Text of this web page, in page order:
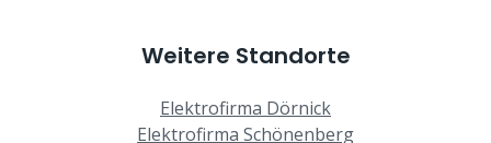
Weitere Standorte
Elektrofirma Dörnick
Elektrofirma Schönenberg